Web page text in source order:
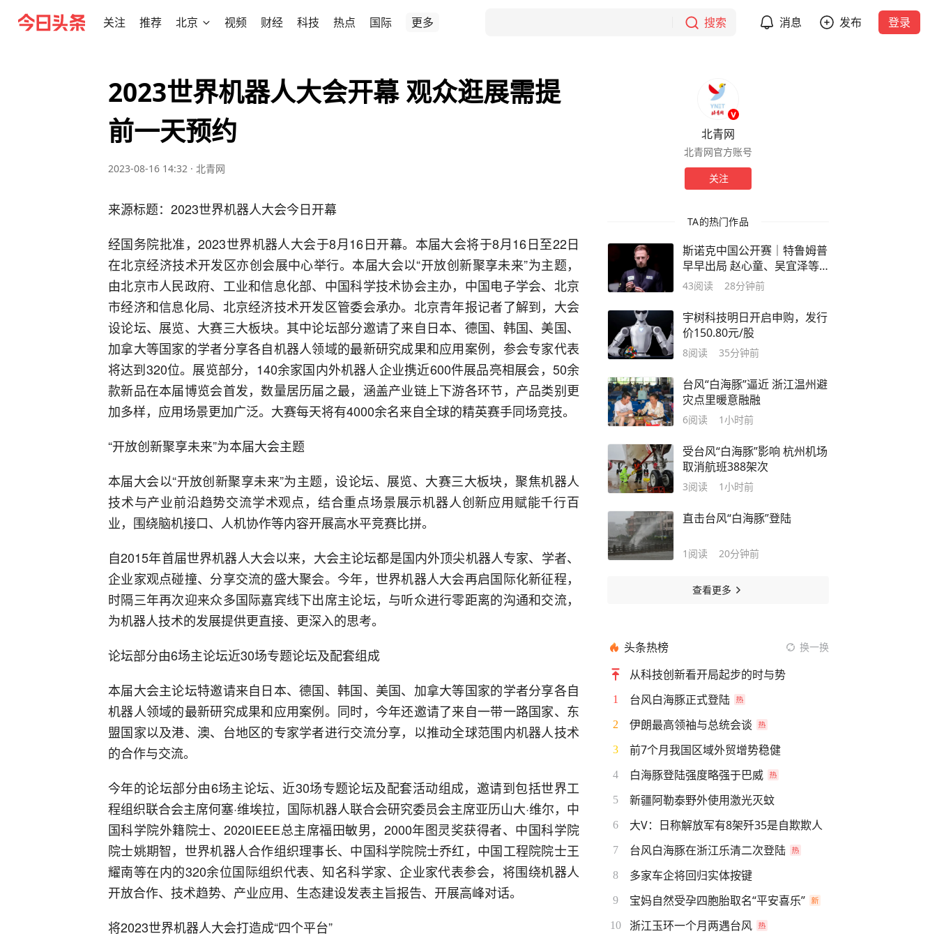
关注 推荐 北京 视频 财经 科技 热点 国际 更多 搜索 消息 发布 登录
2023世界机器人大会开幕 观众逛展需提
前一天预约
2023-08-16 14:32 · 北青网
来源标题：2023世界机器人大会今日开幕
经国务院批准，2023世界机器人大会于8月16日开幕。本届大会将于8月16日至22日
在北京经济技术开发区亦创会展中心举行。本届大会以“开放创新聚享未来”为主题，
由北京市人民政府、工业和信息化部、中国科学技术协会主办，中国电子学会、北京
市经济和信息化局、北京经济技术开发区管委会承办。北京青年报记者了解到，大会
设论坛、展览、大赛三大板块。其中论坛部分邀请了来自日本、德国、韩国、美国、
加拿大等国家的学者分享各自机器人领域的最新研究成果和应用案例，参会专家代表
将达到320位。展览部分，140余家国内外机器人企业携近600件展品亮相展会，50余
款新品在本届博览会首发，数量居历届之最，涵盖产业链上下游各环节，产品类别更
加多样，应用场景更加广泛。大赛每天将有4000余名来自全球的精英赛手同场竞技。
“开放创新聚享未来”为本届大会主题
本届大会以“开放创新聚享未来”为主题，设论坛、展览、大赛三大板块，聚焦机器人
技术与产业前沿趋势交流学术观点，结合重点场景展示机器人创新应用赋能千行百
业，围绕脑机接口、人机协作等内容开展高水平竞赛比拼。
自2015年首届世界机器人大会以来，大会主论坛都是国内外顶尖机器人专家、学者、
企业家观点碰撞、分享交流的盛大聚会。今年，世界机器人大会再启国际化新征程，
时隔三年再次迎来众多国际嘉宾线下出席主论坛，与听众进行零距离的沟通和交流，
为机器人技术的发展提供更直接、更深入的思考。
论坛部分由6场主论坛近30场专题论坛及配套组成
本届大会主论坛特邀请来自日本、德国、韩国、美国、加拿大等国家的学者分享各自
机器人领域的最新研究成果和应用案例。同时，今年还邀请了来自一带一路国家、东
盟国家以及港、澳、台地区的专家学者进行交流分享，以推动全球范围内机器人技术
的合作与交流。
今年的论坛部分由6场主论坛、近30场专题论坛及配套活动组成，邀请到包括世界工
程组织联合会主席何塞·维埃拉，国际机器人联合会研究委员会主席亚历山大·维尔，中
国科学院外籍院士、2020IEEE总主席福田敏男，2000年图灵奖获得者、中国科学院
院士姚期智，世界机器人合作组织理事长、中国科学院院士乔红，中国工程院院士王
耀南等在内的320余位国际组织代表、知名科学家、企业家代表参会，将围绕机器人
开放合作、技术趋势、产业应用、生态建设发表主旨报告、开展高峰对话。
将2023世界机器人大会打造成“四个平台”
北青网
北青网官方账号
关注
TA的热门作品
斯诺克中国公开赛｜特鲁姆普
早早出局 赵心童、吴宜泽等
来机会
43阅读 28分钟前
宇树科技明日开启申购，发行
价150.80元/股
8阅读 35分钟前
台风“白海豚”逼近 浙江温州避
灾点里暖意融融
6阅读 1小时前
受台风“白海豚”影响 杭州机场
取消航班388架次
3阅读 1小时前
直击台风“白海豚”登陆
1 阅读 20分钟前
查看更多
头条热榜 换一换
从科技创新看开局起步的时与势
1 台风白海豚正式登陆
2 伊朗最高领袖与总统会谈
3 前7个月我国区域外贸增势稳健
4 白海豚登陆强度略强于巴威
5 新疆阿勒泰野外使用激光灭蚊
6 大V：日称解放军有8架歼35是自欺欺人
7 台风白海豚在浙江乐清二次登陆
8 多家车企将回归实体按键
9 宝妈自然受孕四胞胎取名“平安喜乐”
10 浙江玉环一个月两遇台风